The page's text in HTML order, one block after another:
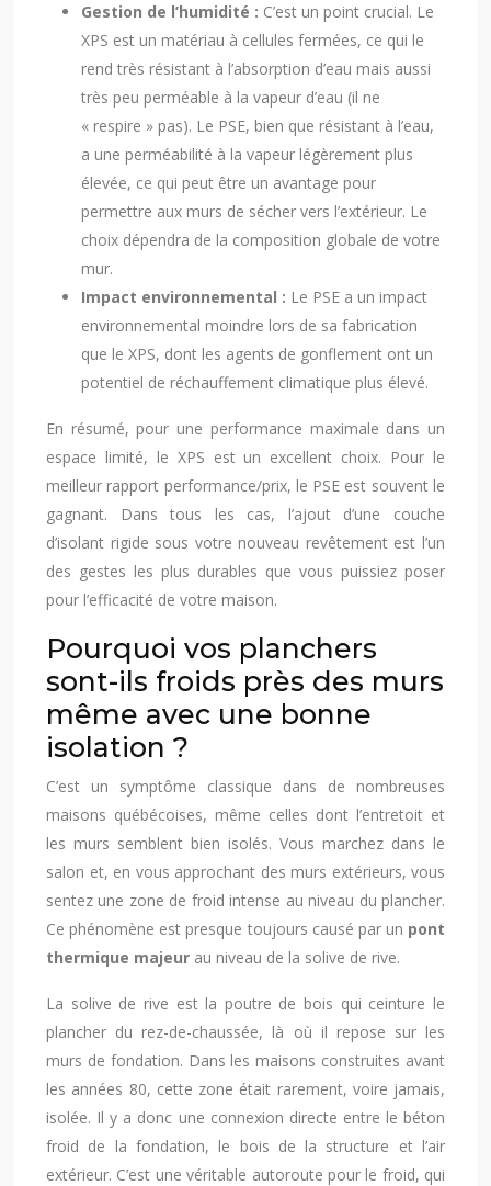
Gestion de l’humidité : C’est un point crucial. Le
XPS est un matériau à cellules fermées, ce qui le
rend très résistant à l’absorption d’eau mais aussi
très peu perméable à la vapeur d’eau (il ne
« respire » pas). Le PSE, bien que résistant à l’eau,
a une perméabilité à la vapeur légèrement plus
élevée, ce qui peut être un avantage pour
permettre aux murs de sécher vers l’extérieur. Le
choix dépendra de la composition globale de votre
mur.
Impact environnemental : Le PSE a un impact
environnemental moindre lors de sa fabrication
que le XPS, dont les agents de gonflement ont un
potentiel de réchauffement climatique plus élevé.
En résumé, pour une performance maximale dans un
espace limité, le XPS est un excellent choix. Pour le
meilleur rapport performance/prix, le PSE est souvent le
gagnant. Dans tous les cas, l’ajout d’une couche
d’isolant rigide sous votre nouveau revêtement est l’un
des gestes les plus durables que vous puissiez poser
pour l’efficacité de votre maison.
Pourquoi vos planchers
sont-ils froids près des murs
même avec une bonne
isolation ?
C’est un symptôme classique dans de nombreuses
maisons québécoises, même celles dont l’entretoit et
les murs semblent bien isolés. Vous marchez dans le
salon et, en vous approchant des murs extérieurs, vous
sentez une zone de froid intense au niveau du plancher.
Ce phénomène est presque toujours causé par un pont
thermique majeur au niveau de la solive de rive.
La solive de rive est la poutre de bois qui ceinture le
plancher du rez-de-chaussée, là où il repose sur les
murs de fondation. Dans les maisons construites avant
les années 80, cette zone était rarement, voire jamais,
isolée. Il y a donc une connexion directe entre le béton
froid de la fondation, le bois de la structure et l’air
extérieur. C’est une véritable autoroute pour le froid, qui